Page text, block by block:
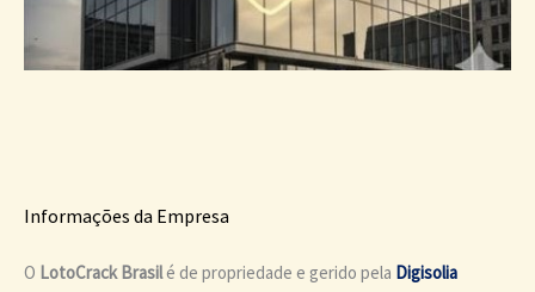
Informações da Empresa
O LotoCrack Brasilé de propriedade e gerido pela Digisolia